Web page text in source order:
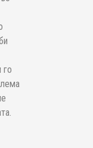
го